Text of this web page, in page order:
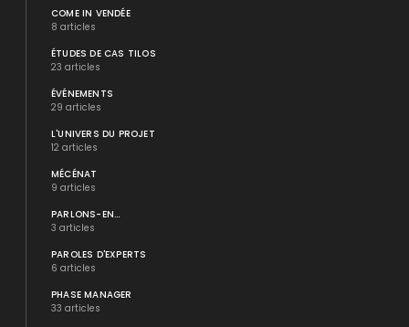
COME IN VENDÉE
8 articles
ÉTUDES DE CAS TILOS
23 articles
ÉVÉNEMENTS
29 articles
L'UNIVERS DU PROJET
12 articles
MÉCÉNAT
9 articles
PARLONS-EN...
3 articles
PAROLES D'EXPERTS
6 articles
PHASE MANAGER
33 articles